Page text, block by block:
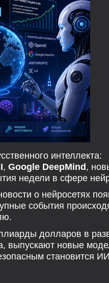
интеллекта:
, Google DeepMind,
недели в сфере
о нейросетях
события
долларов в
выпускают новые
становится